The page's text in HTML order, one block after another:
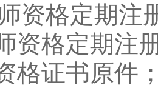
资格定期注
格定期注
格证书原件